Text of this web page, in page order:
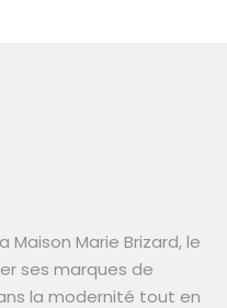
Maison Marie Brizard, le
ses marques de
la modernité tout en